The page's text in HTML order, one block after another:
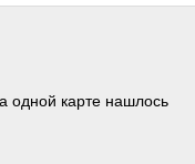
одной карте нашлось